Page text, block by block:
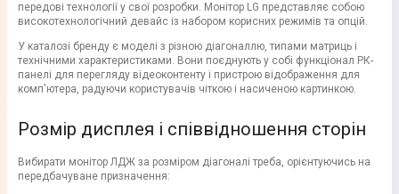
передові технології у свої розробки. Монітор LG представляє собою
високотехнологічний девайс із набором корисних режимів та опцій.
У каталозі бренду є моделі з різною діагоналлю, типами матриць і
технічними характеристиками. Вони поєднують у собі функціонал РК-
панелі для перегляду відеоконтенту і пристрою відображення для
комп'ютера, радуючи користувачів чіткою і насиченою картинкою.
Розмір дисплея і співвідношення сторін
Вибирати монітор ЛДЖ за розміром діагоналі треба, орієнтуючись на
передбачуване призначення: